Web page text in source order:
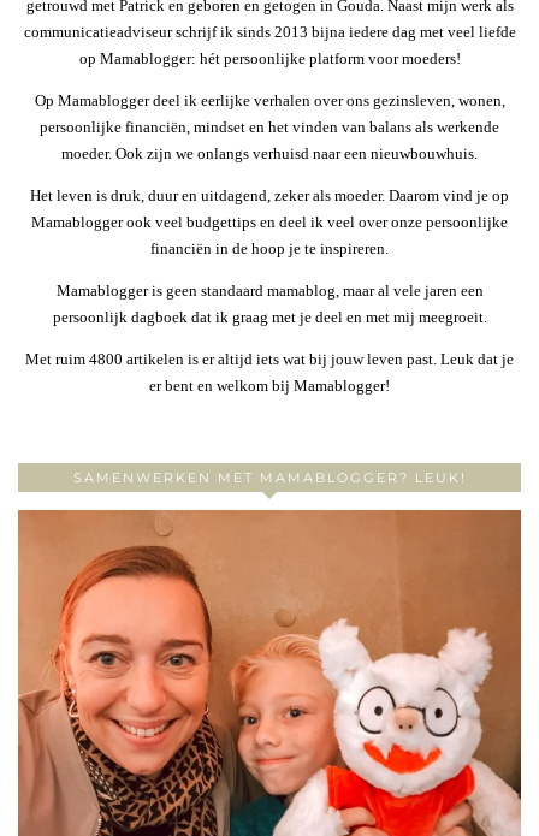
getrouwd met Patrick en geboren en getogen in Gouda. Naast mijn werk als
communicatieadviseur schrijf ik sinds 2013 bijna iedere dag met veel liefde
op Mamablogger: hét persoonlijke platform voor moeders!
Op Mamablogger deel ik eerlijke verhalen over ons gezinsleven, wonen,
persoonlijke financiën, mindset en het vinden van balans als werkende
moeder. Ook zijn we onlangs verhuisd naar een nieuwbouwhuis.
Het leven is druk, duur en uitdagend, zeker als moeder. Daarom vind je op
Mamablogger ook veel budgettips en deel ik veel over onze persoonlijke
financiën in de hoop je te inspireren.
Mamablogger is geen standaard mamablog, maar al vele jaren een
persoonlijk dagboek dat ik graag met je deel en met mij meegroeit.
Met ruim 4800 artikelen is er altijd iets wat bij jouw leven past. Leuk dat je
er bent en welkom bij Mamablogger!
SAMENWERKEN MET MAMABLOGGER? LEUK!